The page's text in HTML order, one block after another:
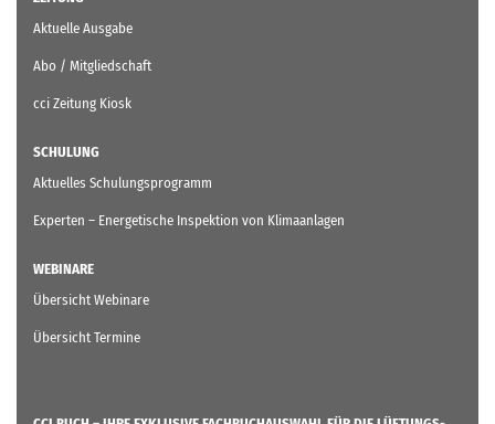
Aktuelle Ausgabe
Abo / Mitgliedschaft
cci Zeitung Kiosk
SCHULUNG
Aktuelles Schulungsprogramm
Experten – Energetische Inspektion von Klimaanlagen
WEBINARE
Übersicht Webinare
Übersicht Termine